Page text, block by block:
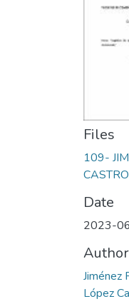
Files
109-
Date
2023-
Jiménez
López